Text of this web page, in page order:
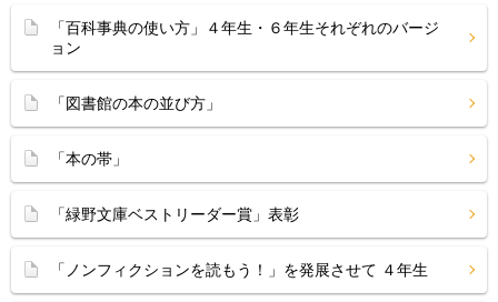
「百科事典の使い方」４年生・６年生それぞれのバージ
ョン
「図書館の本の並び方」
「本の帯」
「緑野文庫ベストリーダー賞」表彰
「ノンフィクションを読もう！」を発展させて ４年生